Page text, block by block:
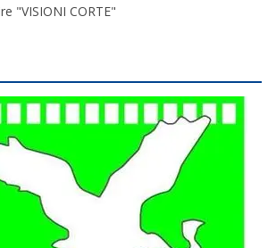
"VISIONI CORTE"